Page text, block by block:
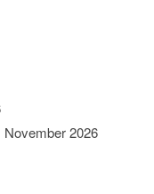
November 2026